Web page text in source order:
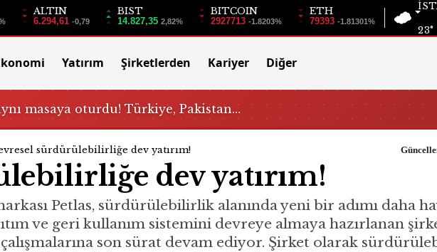
ALTIN
6.294,61 -0,79
BIST
14.827,35 2,82%
BITCOIN
2927713 -1.8203%
ETH
79393 -1.81301%
23°
Yatırım Şirketlerden Kariyer Diğer
masaya oturdu! Türkiye, Pakistan…
sürdürülebilirliğe dev yatırım!
dev yatırım!
Petlas, sürdürülebilirlik alanında yeni bir adımı daha
ve geri kullanım sistemini devreye almaya hazırlanan
son sürat devam ediyor. Şirket olarak